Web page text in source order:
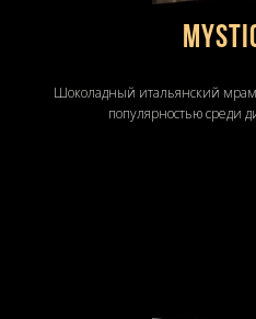
Шоколадный итальянский
популярностью среди